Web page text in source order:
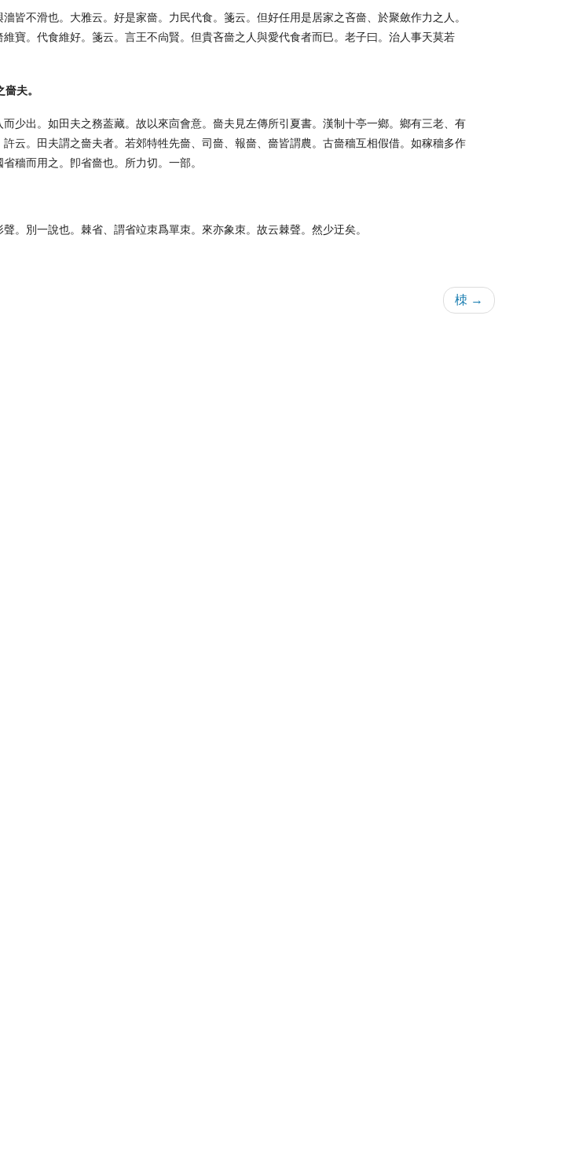
皆不滑也。大雅云。好是家嗇。力民代食。箋云。但好任用是居家之吝嗇、於聚斂作力之人。
寶。代食維好。箋云。言王不尙賢。但貴吝嗇之人與愛代食者而巳。老子曰。治人事天莫若
夫。
少出。如田夫之務葢藏。故以來㐭會意。嗇夫見左傳所引夏書。漢制十亭一鄉。鄉有三老、有
云。田夫謂之嗇夫者。若郊特牲先嗇、司嗇、報嗇、嗇皆謂農。古嗇穡互相假借。如稼穡多作
穡而用之。卽省嗇也。所力切。一部。
。別一說也。棘省、謂省竝朿爲單朿。來亦象朿。故云棘聲。然少迂矣。
栜 →